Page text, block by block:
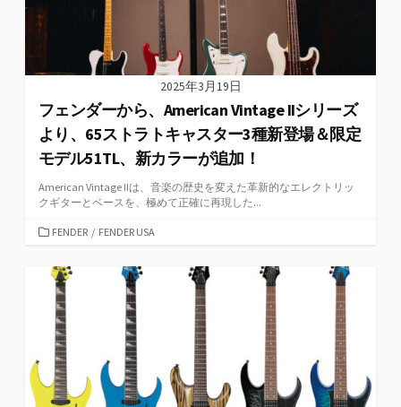
2025年3月19日
フェンダーから、American Vintage IIシリーズ
より、65ストラトキャスター3種新登場＆限定
モデル51TL、新カラーが追加！
American Vintage IIは、音楽の歴史を変えた革新的なエレクトリッ
クギターとベースを、極めて正確に再現した...
カ
ゴ
リ
ー
FENDER / FENDER USA